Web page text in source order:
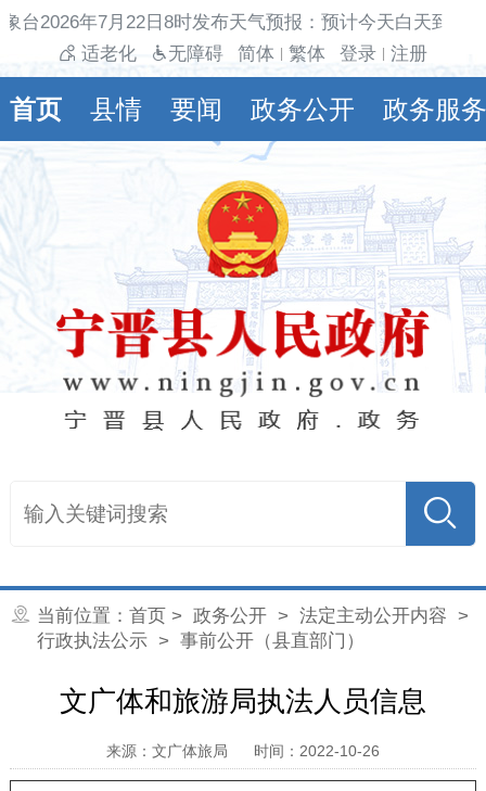
台2026年7月22日8时发布天气预报：预计今天白天到
适老化
无障碍 简体 繁体 登录 注册
首页 县情 要闻 政务公开 政务服务
当前位置： 首页 > 政务公开> 法定主动公开内容 >
行政执法公示> 事前公开（县直部门）
文广体和旅游局执法人员信息
来源：文广体旅局 时间：2022-10-26